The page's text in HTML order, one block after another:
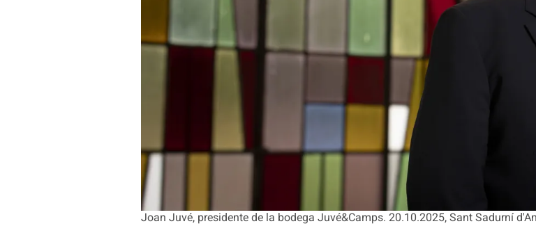
Joan Juvé, presidente de la bodega Juvé&Camps. 20.10.2025, Sant Sadurní